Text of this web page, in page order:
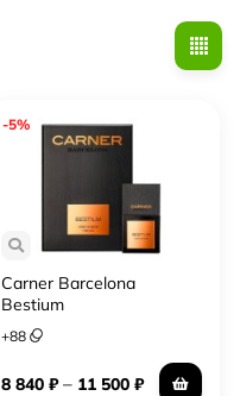
-5%
Carner Barcelona
Bestium
+88
8 840 ₽– 11 500 ₽